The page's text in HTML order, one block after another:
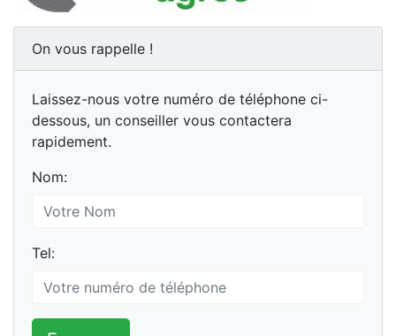
On vous rappelle !
Laissez-nous votre numéro de téléphone ci-
dessous, un conseiller vous contactera
rapidement.
Nom:
Tel: